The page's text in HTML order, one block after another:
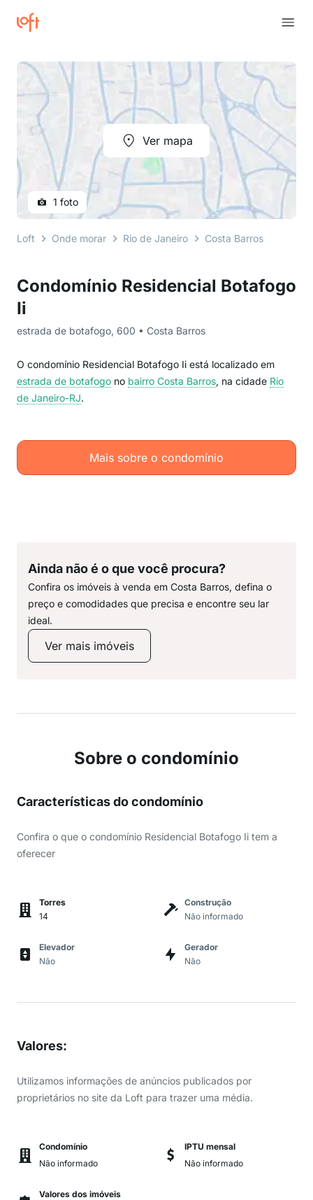
Condomínio Residencial Botafogo
Ii
estrada de botafogo, 600 • Costa Barros
O condomínio Residencial Botafogo Ii está localizado em
estrada de botafogo no bairro Costa Barros, na cidade Rio
de Janeiro-RJ.
Mais sobre o condomínio
Ver mapa
1 foto
Loft Onde morar Rio de Janeiro Costa Barros
Ainda não é o que você procura?
Confira os imóveis à venda em Costa Barros, defina o
preço e comodidades que precisa e encontre seu lar
ideal.
Ver mais imóveis
Sobre o condomínio
Características do condomínio
Confira o que o condomínio Residencial Botafogo Ii tem a
oferecer
Torres
14
Construção
Não informado
Elevador
Não
Gerador
Não
Valores:
Utilizamos informações de anúncios publicados por
proprietários no site da Loft para trazer uma média.
Condomínio
Não informado
IPTU mensal
Não informado
Valores dos imóveis